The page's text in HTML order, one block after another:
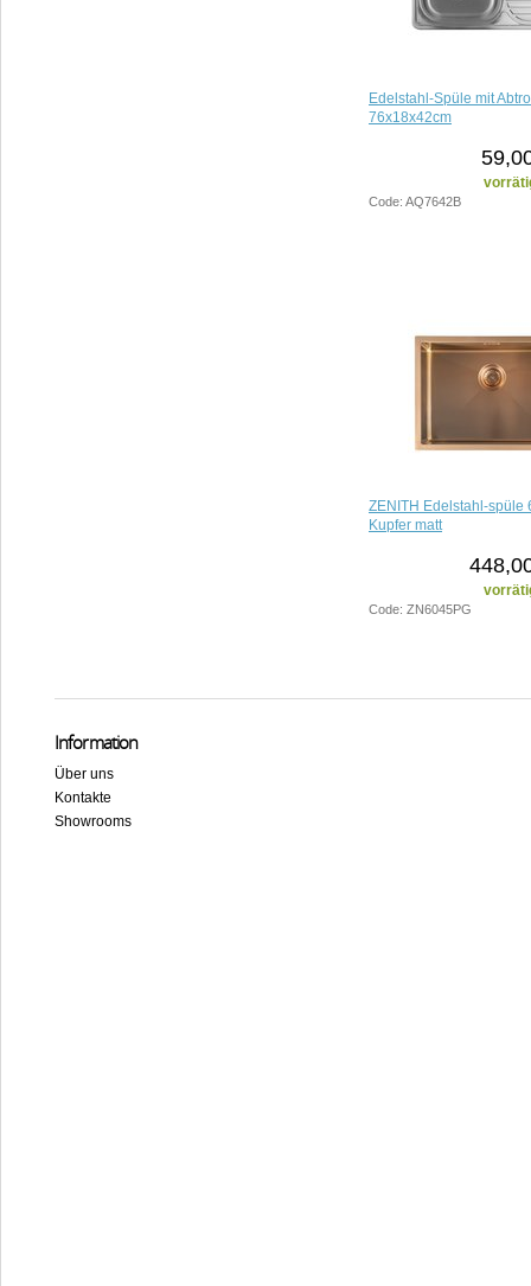
Edelstahl-Spüle mit
76x18x42cm
Code: AQ7642B
ZENITH Edelstahl-spüle
Kupfer matt
Code: ZN6045PG
Information
Über uns
Kontakte
Showrooms